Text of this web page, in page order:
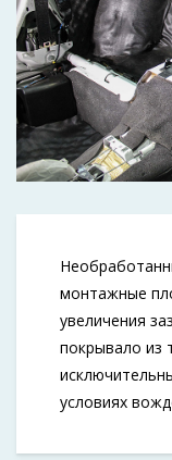
монтажные
увеличения
покрывало из
условиях